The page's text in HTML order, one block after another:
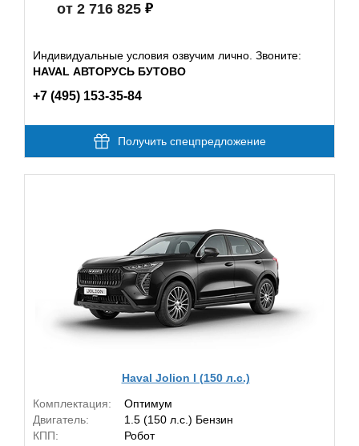
от 2 716 825
Индивидуальные условия озвучим лично. Звоните:
HAVAL АВТОРУСЬ БУТОВО
+7 (495) 153-35-84
Получить спецпредложение
Haval Jolion I (150 л.с.)
Комплектация:
Оптимум
Двигатель:
1.5 (150 л.с.) Бензин
КПП:
Робот